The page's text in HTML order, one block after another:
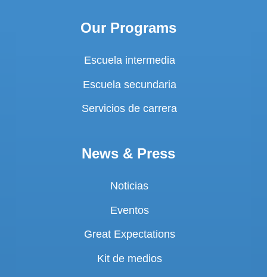
Our Programs
Escuela intermedia
Escuela secundaria
Servicios de carrera
News & Press
Noticias
Eventos
Great Expectations
Kit de medios